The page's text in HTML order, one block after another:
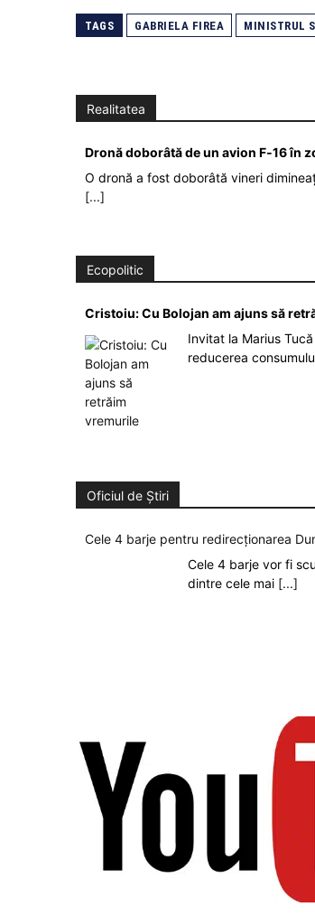
TAGS GABRIELA FIREA MINISTRUL
Realitatea
Dronă doborâtă de un avion F‑16 în
O dronă a fost doborâtă vineri
[...]
Ecopolitic
Cristoiu: Cu Bolojan am ajuns să
Invitat la Marius
reducerea
Oficiul de Știri
Cele 4 barje pentru redirecționarea
Cele 4 barje vor fi
dintre cele mai [...]